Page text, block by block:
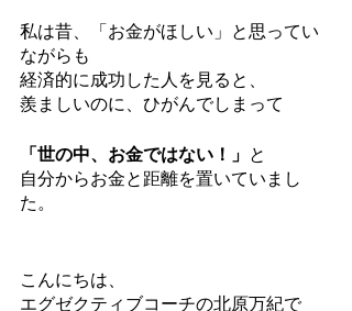
私は昔、「お金がほしい」と思ってい
ながらも
経済的に成功した人を見ると、
羨ましいのに、ひがんでしまって
「世の中、お金ではない！」 と
自分からお金と距離を置いていまし
た。
こんにちは、
エグゼクティブコーチの北原万紀で